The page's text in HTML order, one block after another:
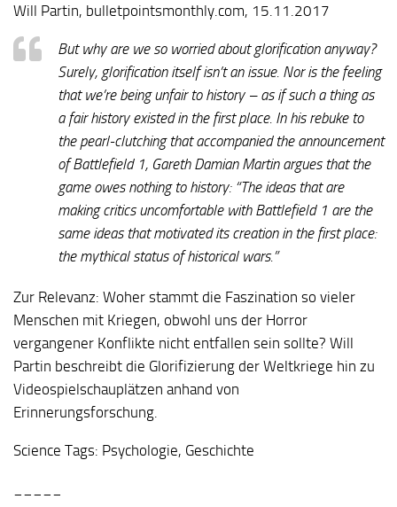
Will Partin, bulletpointsmonthly.com, 15.11.2017
But why are we so worried about glorification anyway?
Surely, glorification itself isn’t an issue. Nor is the feeling
that we’re being unfair to history – as if such a thing as
a fair history existed in the first place. In his rebuke to
the pearl-clutching that accompanied the announcement
of Battlefield 1, Gareth Damian Martin argues that the
game owes nothing to history: “The ideas that are
making critics uncomfortable with Battlefield 1 are the
same ideas that motivated its creation in the first place:
the mythical status of historical wars.”
Zur Relevanz: Woher stammt die Faszination so vieler
Menschen mit Kriegen, obwohl uns der Horror
vergangener Konflikte nicht entfallen sein sollte? Will
Partin beschreibt die Glorifizierung der Weltkriege hin zu
Videospielschauplätzen anhand von
Erinnerungsforschung.
Science Tags: Psychologie, Geschichte